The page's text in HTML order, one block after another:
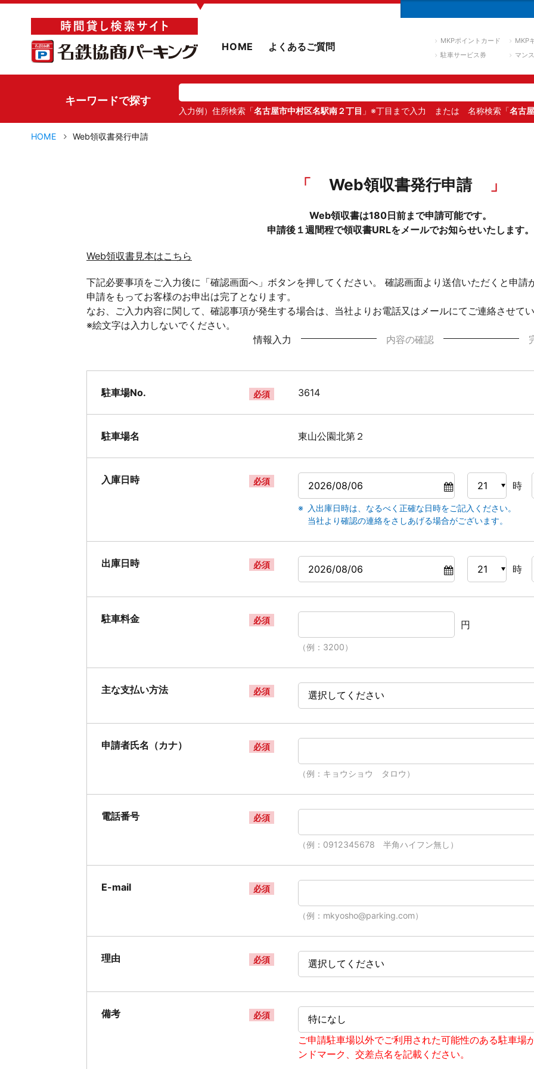
▼
HOME よくあるご質問 MKPポイントカード
MKP
駐車サービス券
マン
キーワードで探す
入力例）住所検索「名古屋市中村区名駅南２丁目 」※丁目まで入力 または 名称検索「名古
HOME Web領収書発行申請
Web領収書発行申請
Web領収書は180日前まで申請可能です。
申請後１週間程で領収書URLをメールでお知らせいたします。
Web領収書見本はこちら
下記必要事項をご入力後に「確認画面へ」ボタンを押してください。 確認画面より送信いただくと申請
申請をもってお客様のお申出は完了となります。
なお、ご入力内容に関して、確認事項が発生する場合は、当社よりお電話又はメールにてご連絡させて
※絵文字は入力しないでください。
情報入力
内容の確認
駐車場No. 必須 3614
駐車場名 東山公園北第２
入庫日時 必須 時
入出庫日時は、なるべく正確な日時をご記入ください。
当社より確認の連絡をさしあげる場合がございます。
出庫日時 必須 時
駐車料金 必須 円
（例：3200）
主な支払い方法 必須
申請者氏名（カナ） 必須
（例：キョウショウ タロウ）
電話番号 必須
（例：0912345678 半角ハイフン無し）
E-mail 必須
（例：mkyosho@parking.com）
理由 必須
備考 必須
ご申請駐車場以外でご利用された可能性のある駐車場
ンドマーク、交差点名を記載ください。